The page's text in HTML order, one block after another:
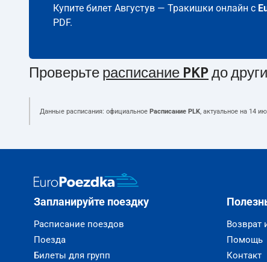
Купите билет Августув — Тракишки онлайн с
PDF.
Проверьте расписание PKP до
Данные расписания: официальное Расписание PLK, актуальное на 14
Запланируйте поездку
Расписание поездов
Поезда
Билеты для групп
Возврат
Помощь
Контакт